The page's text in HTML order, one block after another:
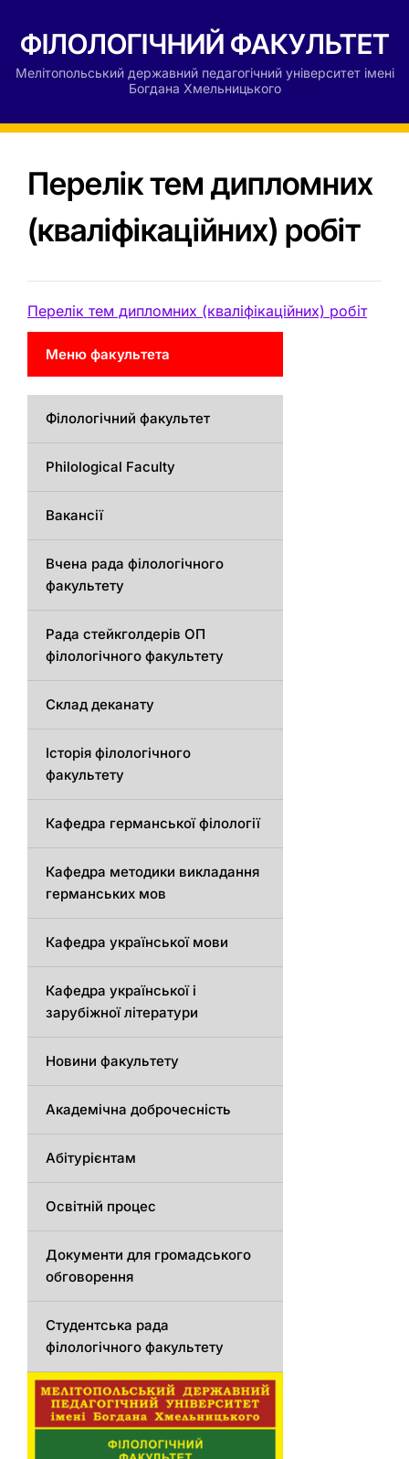
ФІЛОЛОГІЧНИЙ ФАКУЛЬТЕТ
Мелітопольський державний педагогічний університет імені
Богдана Хмельницького
Перелік тем дипломних
(кваліфікаційних) робіт
Перелік тем дипломних (кваліфікаційних) робіт
Меню факультета
Філологічний факультет
Philological Faculty
Вакансії
Вчена рада філологічного
факультету
Рада стейкголдерів ОП
філологічного факультету
Склад деканату
Історія філологічного
факультету
Кафедрa германської філології
Кафедрa методики викладання
германських мов
Кафедра української мови
Кафедра української і
зарубіжної літератури
Новини факультету
Академічна доброчесність
Абітурієнтам
Освітній процес
Документи для громадського
обговорення
Студентська рада
філологічного факультету